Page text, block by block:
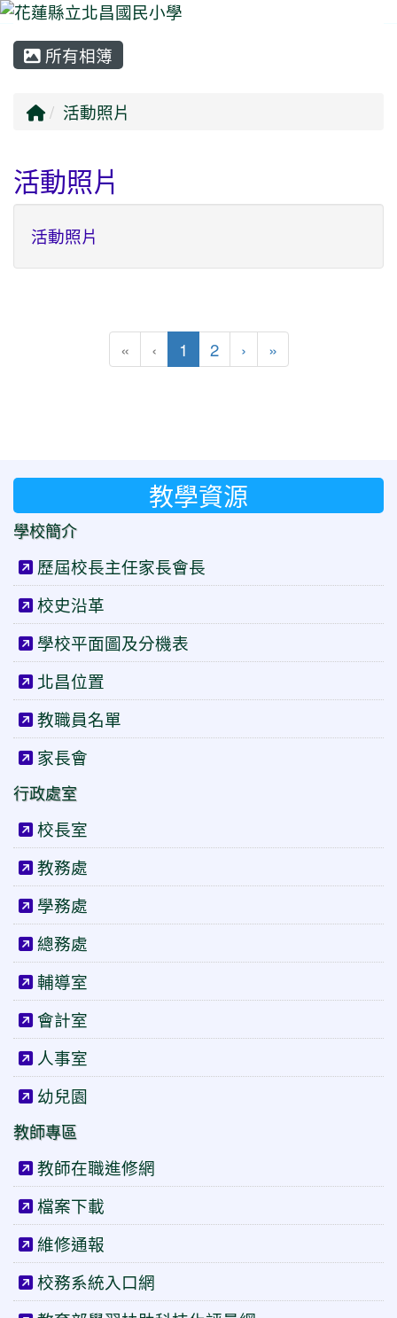
所有相簿
回首頁
活動照片
活動照片
活動照片
« ‹ 1 (目前頁次)
2 ›下一頁
»最後頁
教學資源
學校簡介
歷屆校長主任家長會長
校史沿革
學校平面圖及分機表
北昌位置
教職員名單
家長會
行政處室
校長室
教務處
學務處
總務處
輔導室
會計室
人事室
幼兒園
教師專區
教師在職進修網
檔案下載
維修通報
校務系統入口網